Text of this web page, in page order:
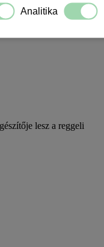
lesz a reggeli
Analitika